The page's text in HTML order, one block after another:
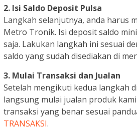
2. Isi Saldo Deposit Pulsa
Langkah selanjutnya, anda harus
Metro Tronik. Isi deposit saldo
saja. Lakukan langkah ini sesuai
saldo yang sudah disediakan di
3. Mulai Transaksi dan Jualan
Setelah mengikuti kedua langkah
langsung mulai jualan produk
transaksi yang benar sesuai
TRANSAKSI.